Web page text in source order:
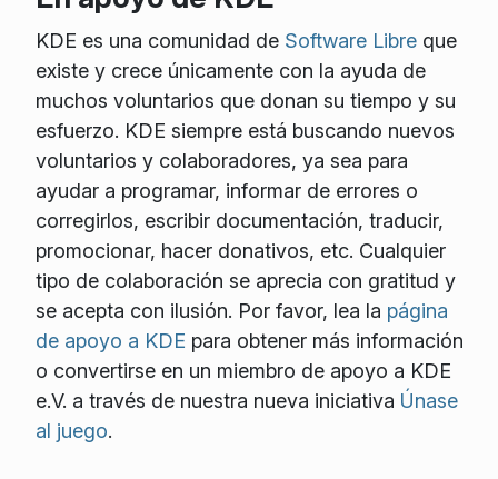
KDE es una comunidad de Software Libreque
existe y crece únicamente con la ayuda de
muchos voluntarios que donan su tiempo y su
esfuerzo. KDE siempre está buscando nuevos
voluntarios y colaboradores, ya sea para
ayudar a programar, informar de errores o
corregirlos, escribir documentación, traducir,
promocionar, hacer donativos, etc. Cualquier
tipo de colaboración se aprecia con gratitud y
se acepta con ilusión. Por favor, lea la página
de apoyo a KDE para obtener más información
o convertirse en un miembro de apoyo a KDE
e.V. a través de nuestra nueva iniciativa Únase
al juego.